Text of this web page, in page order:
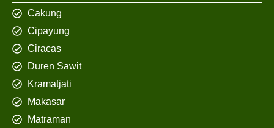
Cakung
Cipayung
Ciracas
Duren Sawit
Kramatjati
Makasar
Matraman